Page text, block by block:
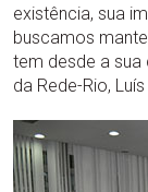
existência, sua
buscamos
tem desde a sua
da Rede-Rio,